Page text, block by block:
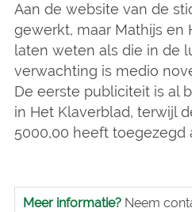
Aan de website van de
gewerkt, maar Mathijs en
laten weten als die in de
verwachting is medio
De eerste publiciteit is al
in Het Klaverblad, terwijl
5000,00 heeft toegezegd
Meer informatie?Neem